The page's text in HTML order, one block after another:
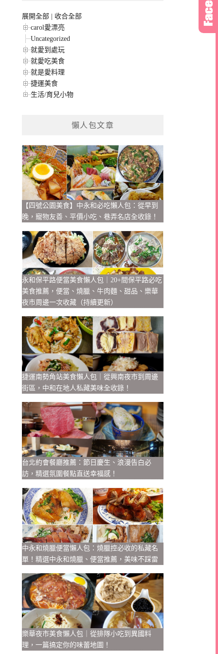
展開全部 | 收合全部
carol愛漂亮
Uncategorized
就愛到處玩
就愛吃美食
就是愛料理
捷運美食
生活/育兒小物
懶人包文章
【四號公園美食】中永和必吃懶人包：從早到
晚，寵物友善、平價小吃、巷弄名店全收錄！
永和保平路便當美食懶人包｜20+間保平路必吃
美食推薦，便當、燒臘、牛肉麵、甜品、樂華
夜市周邊一次收藏（持續更新）
捷運南勢角站美食懶人包｜從興南夜市到周邊
街區，中和在地人私藏美味全收錄！
台北約會餐廳推薦：節日慶生、浪漫告白必
訪，精選氛圍餐點直送幸福感！
中永和燒臘便當懶人包：燒臘控必收的私藏名
單！精選中永和燒臘、便當推薦，美味不踩雷
樂華夜市美食懶人包｜從排隊小吃到異國料
理，一篇搞定你的味蕾地圖！